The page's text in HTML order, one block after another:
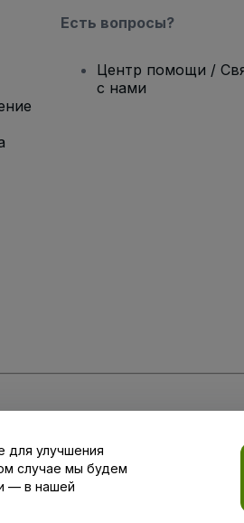
Есть вопросы?
Центр помощи /
с нами
для улучшения
случае мы будем
— в нашей